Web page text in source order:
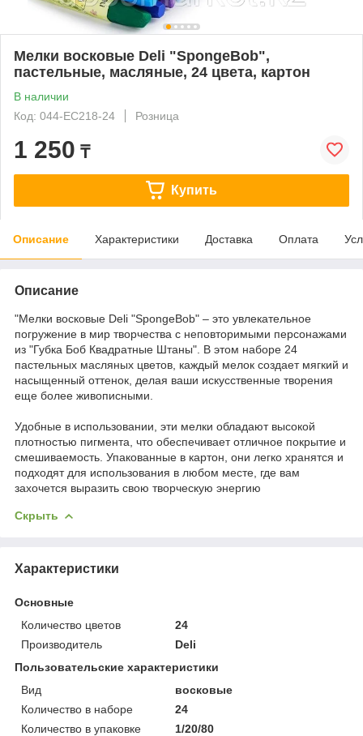
Мелки восковые Deli "SpongeBob",
пастельные, масляные, 24 цвета, картон
В наличии
Код: 044-EC218-24
Розница
1 250 ₸
Купить
Описание Характеристики Доставка Оплата
Описание
"Мелки восковые Deli "SpongeBob" – это увлекательное
погружение в мир творчества с неповторимыми персонажами
из "Губка Боб Квадратные Штаны". В этом наборе 24
пастельных масляных цветов, каждый мелок создает мягкий и
насыщенный оттенок, делая ваши искусственные творения
еще более живописными.
Удобные в использовании, эти мелки обладают высокой
плотностью пигмента, что обеспечивает отличное покрытие и
смешиваемость. Упакованные в картон, они легко хранятся и
подходят для использования в любом месте, где вам
захочется выразить свою творческую энергию
Скрыть
Характеристики
Основные
Количество цветов
24
Производитель
Deli
Пользовательские характеристики
Вид
восковые
Количество в наборе
24
Количество в упаковке
1/20/80